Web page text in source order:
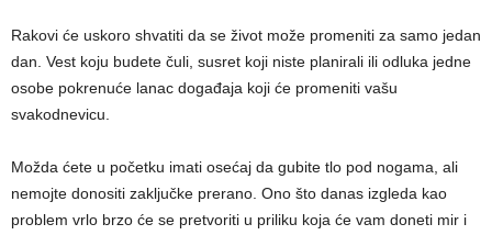
Rakovi će uskoro shvatiti da se život može promeniti za samo jedan
dan. Vest koju budete čuli, susret koji niste planirali ili odluka jedne
osobe pokrenuće lanac događaja koji će promeniti vašu
svakodnevicu.
Možda ćete u početku imati osećaj da gubite tlo pod nogama, ali
nemojte donositi zaključke prerano. Ono što danas izgleda kao
problem vrlo brzo će se pretvoriti u priliku koja će vam doneti mir i